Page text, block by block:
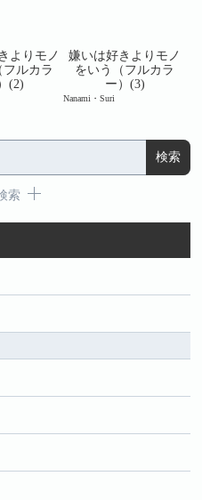
よりモノ
フルカラ
(2)
嫌いは好きよりモノ
をいう（フルカラ
ー）(3)
Nanami・Suri
索